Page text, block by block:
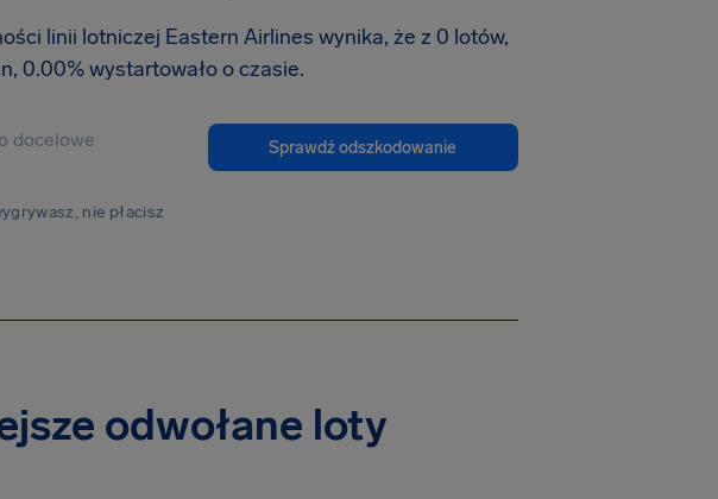
linii lotniczej Eastern Airlines wynika, że z 0 lotów,
0.00% wystartowało o czasie.
Sprawdź odszkodowanie
nie płacisz
odwołane loty